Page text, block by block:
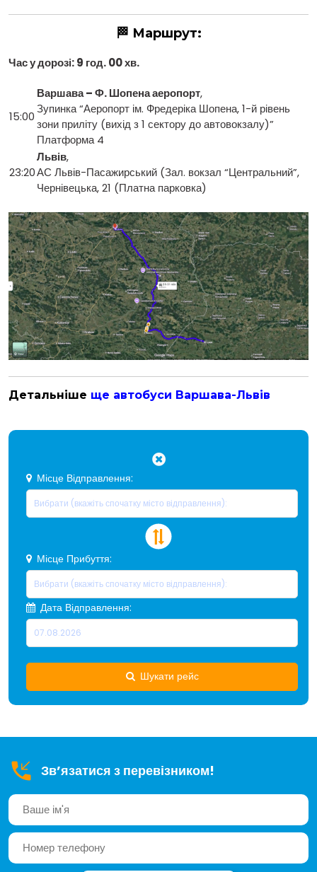
🏁 Маршрут:
Час у дорозі: 9 год. 00 хв.
15:00
Варшава – Ф. Шопена аеропорт,
Зупинка “Аеропорт ім. Фредеріка Шопена, 1-й рівень
зони приліту (вихід з 1 сектору до автовокзалу)”
Платформа 4
23:20
Львів,
АС Львів-Пасажирський (Зал. вокзал “Центральний”,
Чернівецька, 21 (Платна парковка)
Детальніше ще автобуси Варшава-Львів
Місце Відправлення:
Місце Прибуття:
Дата Відправлення:
Шукати рейс
Зв’язатися з перевізником!